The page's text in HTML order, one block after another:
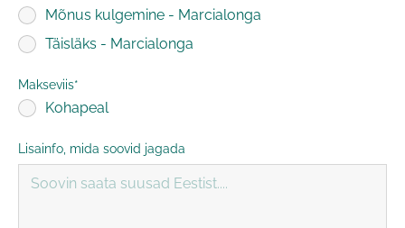
Mõnus kulgemine - Marcialonga
Täisläks - Marcialonga
Makseviis
Kohapeal
Lisainfo, mida soovid jagada